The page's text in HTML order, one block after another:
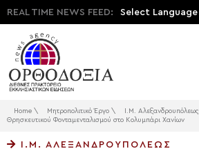
REAL TIME NEWS FEED: Select Language
Home \ Μητροπολιτικό Έργο \ Ι.Μ. Αλεξανδρουπόλεως
Θρησκευτικού Φονταμενταλισμού στο Κολυμπάρι Χανίων
Ι.Μ. ΑΛΕΞΑΝΔΡΟΥΠΌΛΕΩΣ